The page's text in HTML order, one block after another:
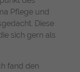
Pflege und
Diese
sich gern als
fand den
Optin-
des
(z.B.
anzuzeigen